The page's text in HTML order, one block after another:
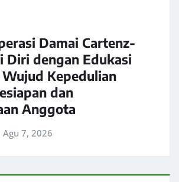
Damai Cartenz-
Diri dengan Edukasi
Wujud Kepedulian
dan
Anggota
Agu 7, 2026